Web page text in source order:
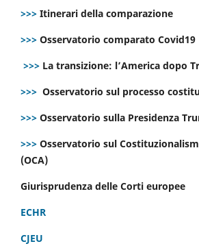
>>> Itinerari della comparazione
>>> Osservatorio comparato Covid19
>>> La transizione: l’America dopo
>>> Osservatorio sul processo
>>> Osservatorio sulla Presidenza
>>> Osservatorio sul
(OCA)
Giurisprudenza delle Corti europee
ECHR
CJEU